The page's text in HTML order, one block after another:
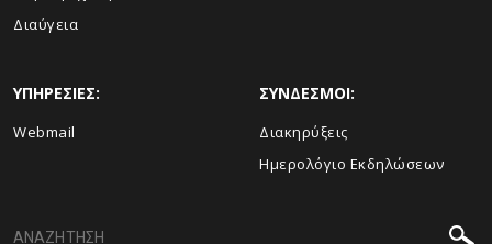
Διαύγεια
ΥΠΗΡΕΣΙΕΣ:
Webmail
ΣΥΝΔΕΣΜΟΙ:
Διακηρύξεις
Ημερολόγιο Εκδηλώσεων